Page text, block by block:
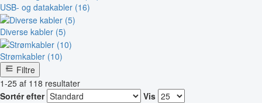
USB- og datakabler (16)
Diverse kabler (5)
Strømkabler (10)
Filtre
1-25 af 118 resultater
Sortér efter
Vis